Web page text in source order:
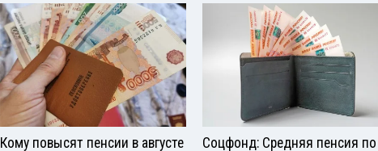
Кому повысят пенсии в августе
Соцфонд: Средняя пенсия по